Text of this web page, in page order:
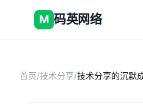
M 码英网络
首页/技术分享/